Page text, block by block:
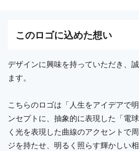
このロゴに込めた想い
デザインに興味を持っていただき、
ます。
こちらのロゴは「人生をアイデアで
ンセプトに、抽象的に表現した「電
く光を表現した曲線のアクセントで
ジを持たせ、明るく照らす輝かしい